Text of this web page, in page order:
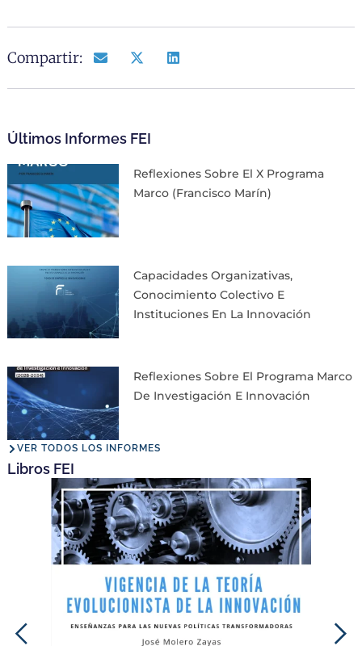
Compartir:
Últimos Informes FEI
Reflexiones Sobre El X Programa
Marco (Francisco Marín)
Capacidades Organizativas,
Conocimiento Colectivo E
Instituciones En La Innovación
Reflexiones Sobre El Programa Marco
De Investigación E Innovación
VER TODOS LOS INFORMES
Libros FEI